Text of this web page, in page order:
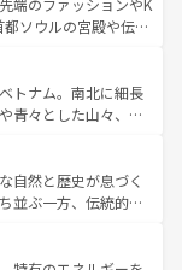
分に味わいつくそ
い台湾の食文化も魅
エティ豊かな料理
は コンテンツ一覧を参
端のファッションやK
ソウルの宮殿や伝統
美を楽しむことが
のストリートフード
る。夜には、韓国な
魅力を心ゆくまで味
着の韓国情報はコンテンツ一
トナム。南北に細長
青々とした山々、世
イの古い町並みやホ
も、独特の雰囲気を
豊かさとおいしさで
コーヒーなどは、ぜ
てもあたたかい人々
自然と歴史が息づく
並ぶ一方、伝統的な
ンマイなどの山岳地